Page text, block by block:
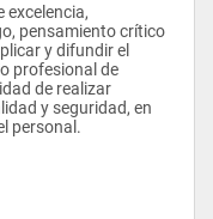
excelencia,
pensamiento crítico
y difundir el
profesional de
de realizar
y seguridad, en
personal.